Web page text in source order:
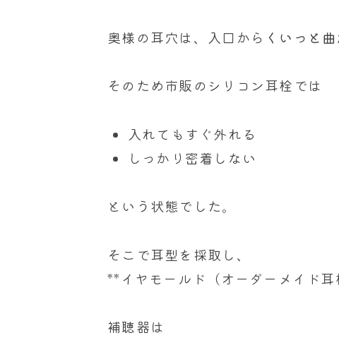
奥様の耳穴は、入口から くいっと
そのため市販のシリコン耳栓では
入れてもすぐ外れる
しっかり密着しない
という状態でした。
そこで耳型を採取し、
**イヤモールド（オーダーメイド耳
補聴器は